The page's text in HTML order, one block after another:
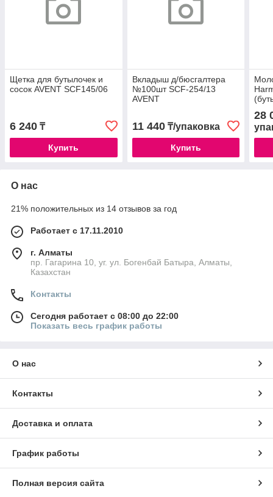
Щетка для бутылочек и
сосок AVENT SCF145/06
6 240 ₸
Купить
Вкладыш д/бюсгалтера
№100шт SCF-254/13
AVENT
11 440₸/упаковка
Купить
28
О нас
21% положительных из 14 отзывов за год
Работает с 17.11.2010
г. Алматы
пр. Гагарина 10, уг. ул. Богенбай Батыра, Алматы,
Казахстан
Контакты
Сегодня работает с 08:00 до 22:00
Показать весь график работы
О нас
Контакты
Доставка и оплата
График работы
Полная версия сайта